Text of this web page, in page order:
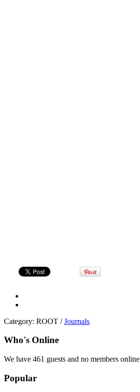
Category: ROOT /Journals
Who's Online
We have 461 guests and no members online
Popular